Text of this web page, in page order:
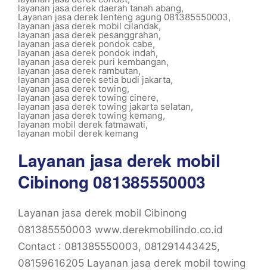
layanan jasa derek daerah tanah abang,
Layanan jasa derek lenteng agung 081385550003,
layanan jasa derek mobil cilandak,
layanan jasa derek pesanggrahan,
layanan jasa derek pondok cabe,
layanan jasa derek pondok indah,
layanan jasa derek puri kembangan,
layanan jasa derek rambutan,
layanan jasa derek setia budi jakarta,
layanan jasa derek towing,
layanan jasa derek towing cinere,
layanan jasa derek towing jakarta selatan,
layanan jasa derek towing kemang,
layanan mobil derek fatmawati,
layanan mobil derek kemang
Layanan jasa derek mobil
Cibinong 081385550003
Layanan jasa derek mobil Cibinong
081385550003 www.derekmobilindo.co.id
Contact : 081385550003, 081291443425,
08159616205 Layanan jasa derek mobil towing